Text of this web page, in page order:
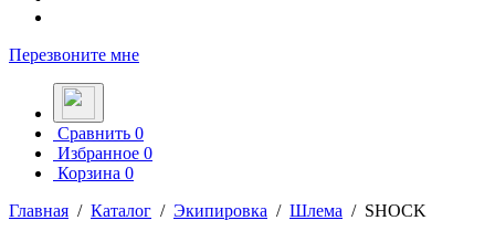
Перезвоните мне
Сравнить 0
Избранное 0
Корзина 0
Главная / Каталог / Экипировка / Шлема / SHOCK